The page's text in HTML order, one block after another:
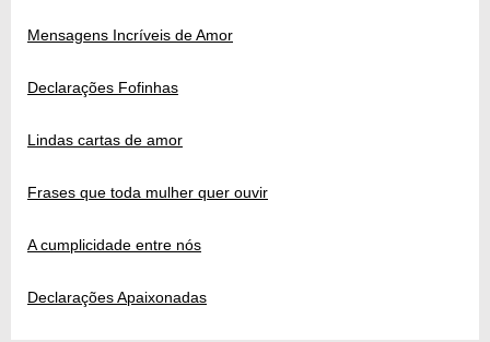
Mensagens Incríveis de Amor
Declarações Fofinhas
Lindas cartas de amor
Frases que toda mulher quer ouvir
A cumplicidade entre nós
Declarações Apaixonadas